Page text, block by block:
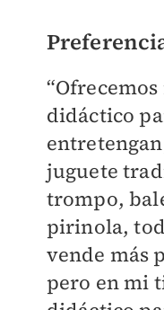
didáctico
juguete
trompo,
pirinola,
vende más
pero en mi